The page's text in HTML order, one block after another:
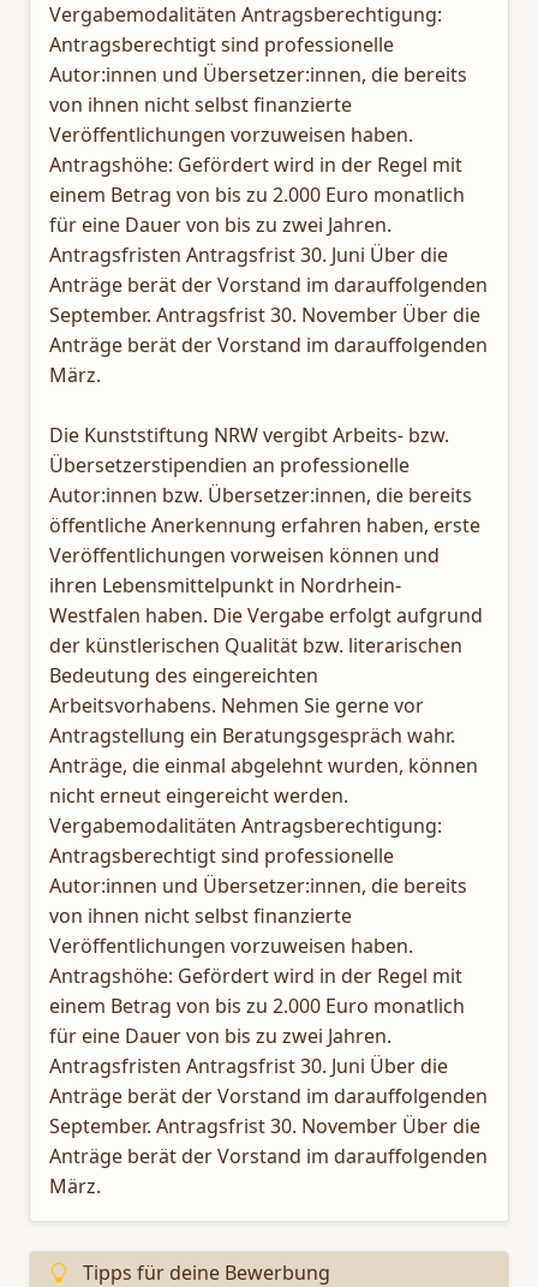
Vergabemodalitäten Antragsberechtigung:
Antragsberechtigt sind professionelle
Autor:innen und Übersetzer:innen, die bereits
von ihnen nicht selbst finanzierte
Veröffentlichungen vorzuweisen haben.
Antragshöhe: Gefördert wird in der Regel mit
einem Betrag von bis zu 2.000 Euro monatlich
für eine Dauer von bis zu zwei Jahren.
Antragsfristen Antragsfrist 30. Juni Über die
Anträge berät der Vorstand im darauffolgenden
September. Antragsfrist 30. November Über die
Anträge berät der Vorstand im darauffolgenden
März.
Die Kunststiftung NRW vergibt Arbeits- bzw.
Übersetzerstipendien an professionelle
Autor:innen bzw. Übersetzer:innen, die bereits
öffentliche Anerkennung erfahren haben, erste
Veröffentlichungen vorweisen können und
ihren Lebensmittelpunkt in Nordrhein-
Westfalen haben. Die Vergabe erfolgt aufgrund
der künstlerischen Qualität bzw. literarischen
Bedeutung des eingereichten
Arbeitsvorhabens. Nehmen Sie gerne vor
Antragstellung ein Beratungsgespräch wahr.
Anträge, die einmal abgelehnt wurden, können
nicht erneut eingereicht werden.
Vergabemodalitäten Antragsberechtigung:
Antragsberechtigt sind professionelle
Autor:innen und Übersetzer:innen, die bereits
von ihnen nicht selbst finanzierte
Veröffentlichungen vorzuweisen haben.
Antragshöhe: Gefördert wird in der Regel mit
einem Betrag von bis zu 2.000 Euro monatlich
für eine Dauer von bis zu zwei Jahren.
Antragsfristen Antragsfrist 30. Juni Über die
Anträge berät der Vorstand im darauffolgenden
September. Antragsfrist 30. November Über die
Anträge berät der Vorstand im darauffolgenden
März.
Tipps für deine Bewerbung